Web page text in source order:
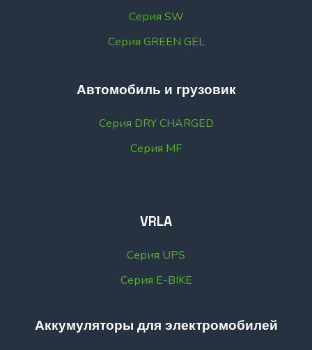
Серия SW
Серия GREEN GEL
Автомобиль и грузовик
Серия DRY CHARGED
Серия MF
VRLA
Серия UPS
Серия E-BIKE
Аккумуляторы для электромобилей